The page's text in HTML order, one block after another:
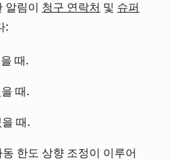
알림이 청구 연락처 및 슈퍼
:
때.
때.
때.
한도 상향 조정이 이루어